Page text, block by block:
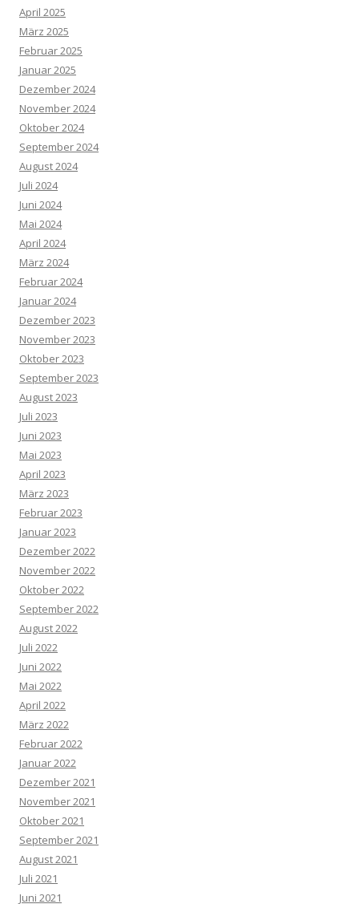
April 2025
März 2025
Februar 2025
Januar 2025
Dezember 2024
November 2024
Oktober 2024
September 2024
August 2024
Juli 2024
Juni 2024
Mai 2024
April 2024
März 2024
Februar 2024
Januar 2024
Dezember 2023
November 2023
Oktober 2023
September 2023
August 2023
Juli 2023
Juni 2023
Mai 2023
April 2023
März 2023
Februar 2023
Januar 2023
Dezember 2022
November 2022
Oktober 2022
September 2022
August 2022
Juli 2022
Juni 2022
Mai 2022
April 2022
März 2022
Februar 2022
Januar 2022
Dezember 2021
November 2021
Oktober 2021
September 2021
August 2021
Juli 2021
Juni 2021